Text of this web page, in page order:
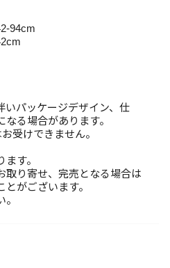
94cm
いパッケージデザイン、仕
る場合があります。
受けできません。
す。
取り寄せ、完売となる場合は
がございます。